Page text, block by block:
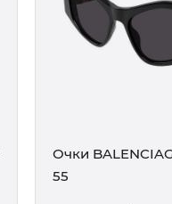
Очки
55